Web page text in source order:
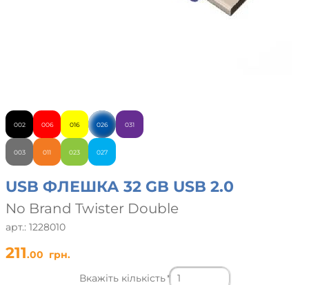
002
003
006
011
016
023
026
027
031
USB ФЛЕШКА 32 GB USB 2.0
No Brand Twister Double
арт.: 1228010
211.00 грн.
Вкажіть кількість*